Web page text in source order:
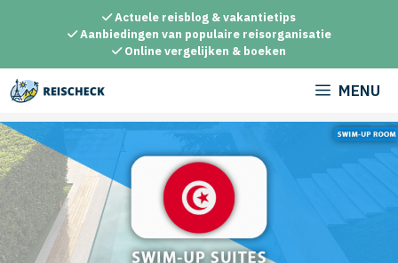
inhoud
Actuele reisblog & vakantietips
Aanbiedingen van populaire reisorganisatie
Online vergelijken & boeken
MENU